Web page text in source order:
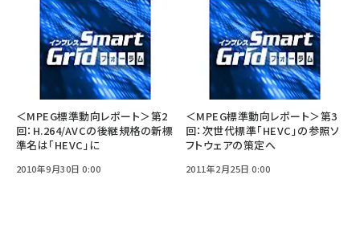
＜MPEG標準動向レポート＞第2
回：H.264/AVCの後継規格の新標
準名は「HEVC」に
2010年9月30日 0:00
＜MPEG標準動向レポート＞第3
回：次世代標準「HEVC」の参照ソ
フトウェアの策定へ
2011年2月25日 0:00